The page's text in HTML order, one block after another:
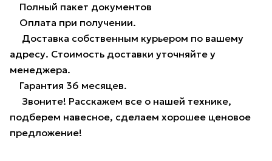
Полный пакет документов
Оплата при получении.
Доставка собственным курьером по вашему
адресу. Стоимость доставки уточняйте у
менеджера.
Гарантия 36 месяцев.
Звоните! Расскажем все о нашей технике,
подберем навесное, сделаем хорошее ценовое
предложение!